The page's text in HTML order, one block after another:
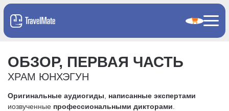
ОБЗОР, ПЕРВАЯ ЧАСТЬ
ХРАМ ЮНХЭГУН
Оригинальные аудиогиды
написанные экспертами
иозвученные профессиональными дикторами